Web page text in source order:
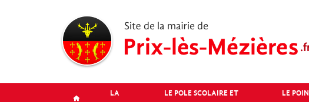
LA
LE POLE SCOLAIRE ET
LE